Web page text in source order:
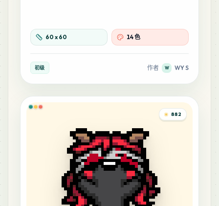
60 x60 14 色
初级 作者 W WY S
882